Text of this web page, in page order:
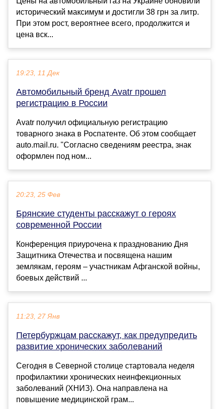
исторический максимум и достигли 38 грн за литр.
При этом рост, вероятнее всего, продолжится и
цена вск...
19:23, 11 Дек
Автомобильный бренд Avatr прошел
регистрацию в России
Avatr получил официальную регистрацию
товарного знака в Роспатенте. Об этом сообщает
auto.mail.ru. "Согласно сведениям реестра, знак
оформлен под ном...
20:23, 25 Фев
Брянские студенты расскажут о героях
современной России
Конференция приурочена к празднованию Дня
Защитника Отечества и посвящена нашим
землякам, героям – участникам Афганской войны,
боевых действий ...
11:23, 27 Янв
Петербуржцам расскажут, как предупредить
развитие хронических заболеваний
Сегодня в Северной столице стартовала неделя
профилактики хронических неинфекционных
заболеваний (ХНИЗ). Она направлена на
повышение медицинской грам...